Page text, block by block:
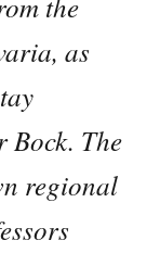
as
Bock. The
regional